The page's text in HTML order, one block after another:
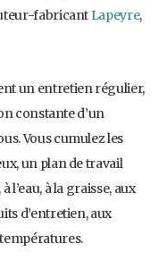
fabricant Lapeyre,
un entretien régulier,
constante d’un
Vous cumulez les
un plan de travail
l’eau, à la graisse, aux
d’entretien, aux